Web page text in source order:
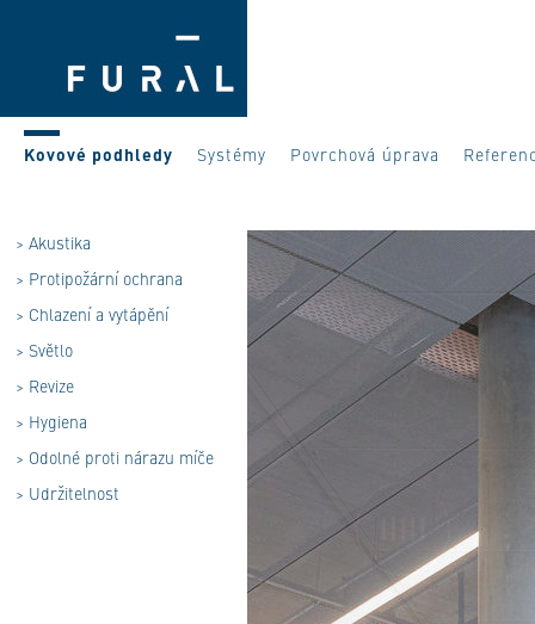
Kovové podhledy Systémy Povrchová úprava
> Akustika
> Protipožární ochrana
> Chlazení a vytápění
> Světlo
> Revize
> Hygiena
> Odolné proti nárazu míče
> Udržitelnost